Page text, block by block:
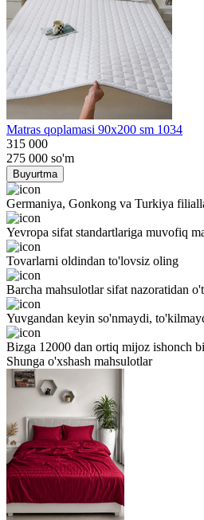
Matras qoplamasi 90x200 sm 1034
315 000
275 000 so'm
Buyurtma
Germaniya, Gonkong va Turkiya
Yevropa sifat standartlariga muvofiq
Tovarlarni oldindan to'lovsiz oling
Barcha mahsulotlar sifat nazoratidan
Yuvgandan keyin so'nmaydi,
Bizga 12000 dan ortiq mijoz ishonch
Shunga o'xshash mahsulotlar